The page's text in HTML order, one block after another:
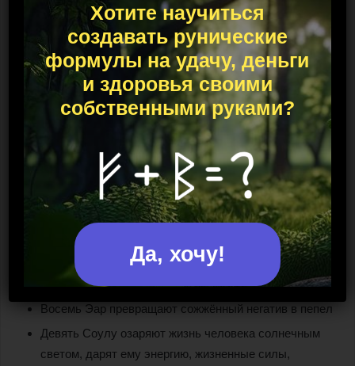
Руническая чистка «Солнце»
Это довольно сложный, но очень действенный рунный став
на все случаи жизни, позволяющий человеку полностью
очистить от негатива себя и окружающее пространство.
Его состав включает в себя не только руны Старшего
Футарка, но и символы нортумбийского строя:
Восемь Квеорт сжигают весь негатив, как внутренний,
так и наведённый кем-то извне
Восемь Эар превращают сожжённый негатив в пепел
Девять Соулу озаряют жизнь человека солнечным
светом, дарят ему энергию, жизненные силы,
Хотите научиться
создавать рунические
формулы на удачу, деньги
и здоровья своими
собственными руками?
Да, хочу!